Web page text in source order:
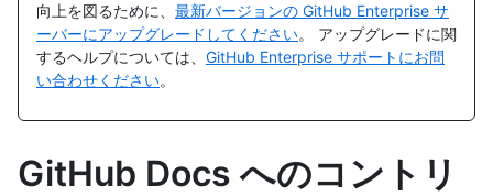
向上を図るために、 最新バージョンの GitHub Enterprise サ
ーバーにアップグレードしてください。 アップグレードに関
するヘルプについては、 GitHub Enterprise サポートにお問
い合わせください。
GitHub Docs へのコントリ